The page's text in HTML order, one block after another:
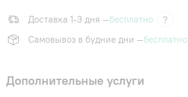
Доставка 1-3 дня —бесплатно
?
Самовывоз в будние дни —бесплатно
Дополнительные услуги